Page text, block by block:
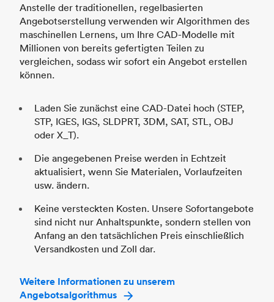
Anstelle der traditionellen, regelbasierten
Angebotserstellung verwenden wir Algorithmen des
maschinellen Lernens, um Ihre CAD-Modelle mit
Millionen von bereits gefertigten Teilen zu
vergleichen, sodass wir sofort ein Angebot erstellen
können.
Laden Sie zunächst eine CAD-Datei hoch (STEP,
STP, IGES, IGS, SLDPRT, 3DM, SAT, STL, OBJ
oder X_T).
Die angegebenen Preise werden in Echtzeit
aktualisiert, wenn Sie Materialen, Vorlaufzeiten
usw. ändern.
Keine versteckten Kosten. Unsere Sofortangebote
sind nicht nur Anhaltspunkte, sondern stellen von
Anfang an den tatsächlichen Preis einschließlich
Versandkosten und Zoll dar.
Weitere Informationen zu unserem
Angebotsalgorithmus